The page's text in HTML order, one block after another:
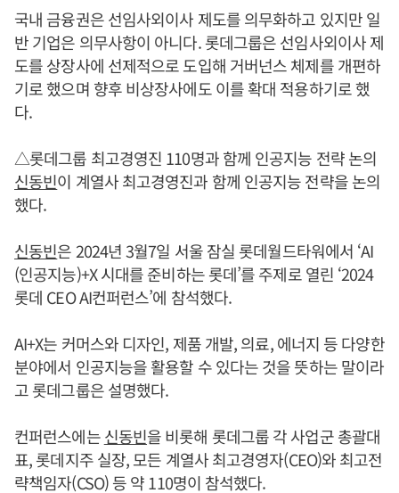
국내 금융권은 선임사외이사 제도를 의무화하고 있지만 일
반 기업은 의무사항이 아니다. 롯데그룹은 선임사외이사 제
도를 상장사에 선제적으로 도입해 거버넌스 체제를 개편하
기로 했으며 향후 비상장사에도 이를 확대 적용하기로 했
다.
△롯데그룹 최고경영진 110명과 함께 인공지능 전략 논의
신동빈이 계열사 최고경영진과 함께 인공지능 전략을 논의
했다.
신동빈은 2024년 3월7일 서울 잠실 롯데월드타워에서 ‘AI
(인공지능)+X 시대를 준비하는 롯데’를 주제로 열린 ‘2024
롯데 CEO AI컨퍼런스’에 참석했다.
AI+X는 커머스와 디자인, 제품 개발, 의료, 에너지 등 다양한
분야에서 인공지능을 활용할 수 있다는 것을 뜻하는 말이라
고 롯데그룹은 설명했다.
컨퍼런스에는신동빈을 비롯해 롯데그룹 각 사업군 총괄대
표, 롯데지주 실장, 모든 계열사 최고경영자(CEO)와 최고전
략책임자(CSO) 등 약 110명이 참석했다.